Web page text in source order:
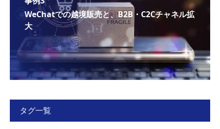
WeChatでの越境販売と、B2B・C2Cチャネル拡
大
タグ一覧